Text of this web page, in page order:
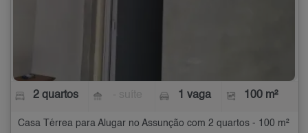
2 quartos 1 vaga 100 m²
Casa Térrea para Alugar no Assunção com 2 quartos - 100 m²